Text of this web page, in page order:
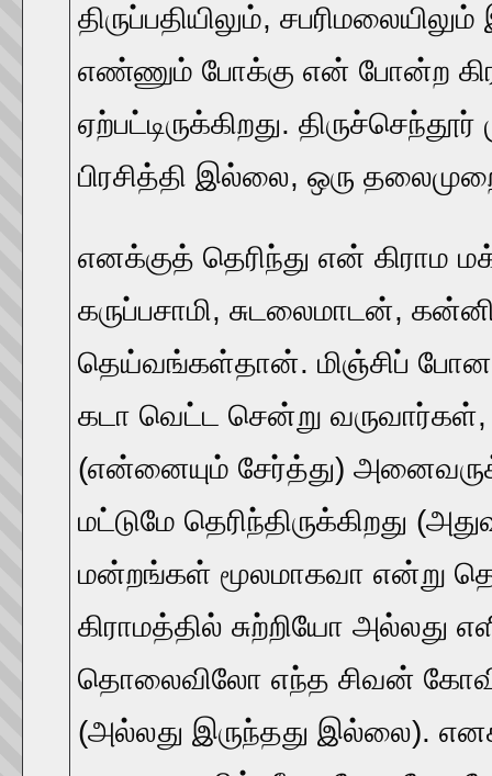
திருப்பதியிலும்,
எண்ணும் போக்கு என் போன்ற
ஏற்பட்டிருக்கிறது.
பிரசித்தி இல்லை, ஒரு
எனக்குத் தெரிந்து என் கிராம
கருப்பசாமி, சுடலைமாடன்,
தெய்வங்கள்தான். மிஞ்சிப்
கடா வெட்ட சென்று
(என்னையும் சேர்த்து)
மட்டுமே தெரிந்திருக்கிறது
மன்றங்கள் மூலமாகவா என்று
கிராமத்தில் சுற்றியோ அல்லது
தொலைவிலோ எந்த சிவன்
(அல்லது இருந்தது இல்லை).